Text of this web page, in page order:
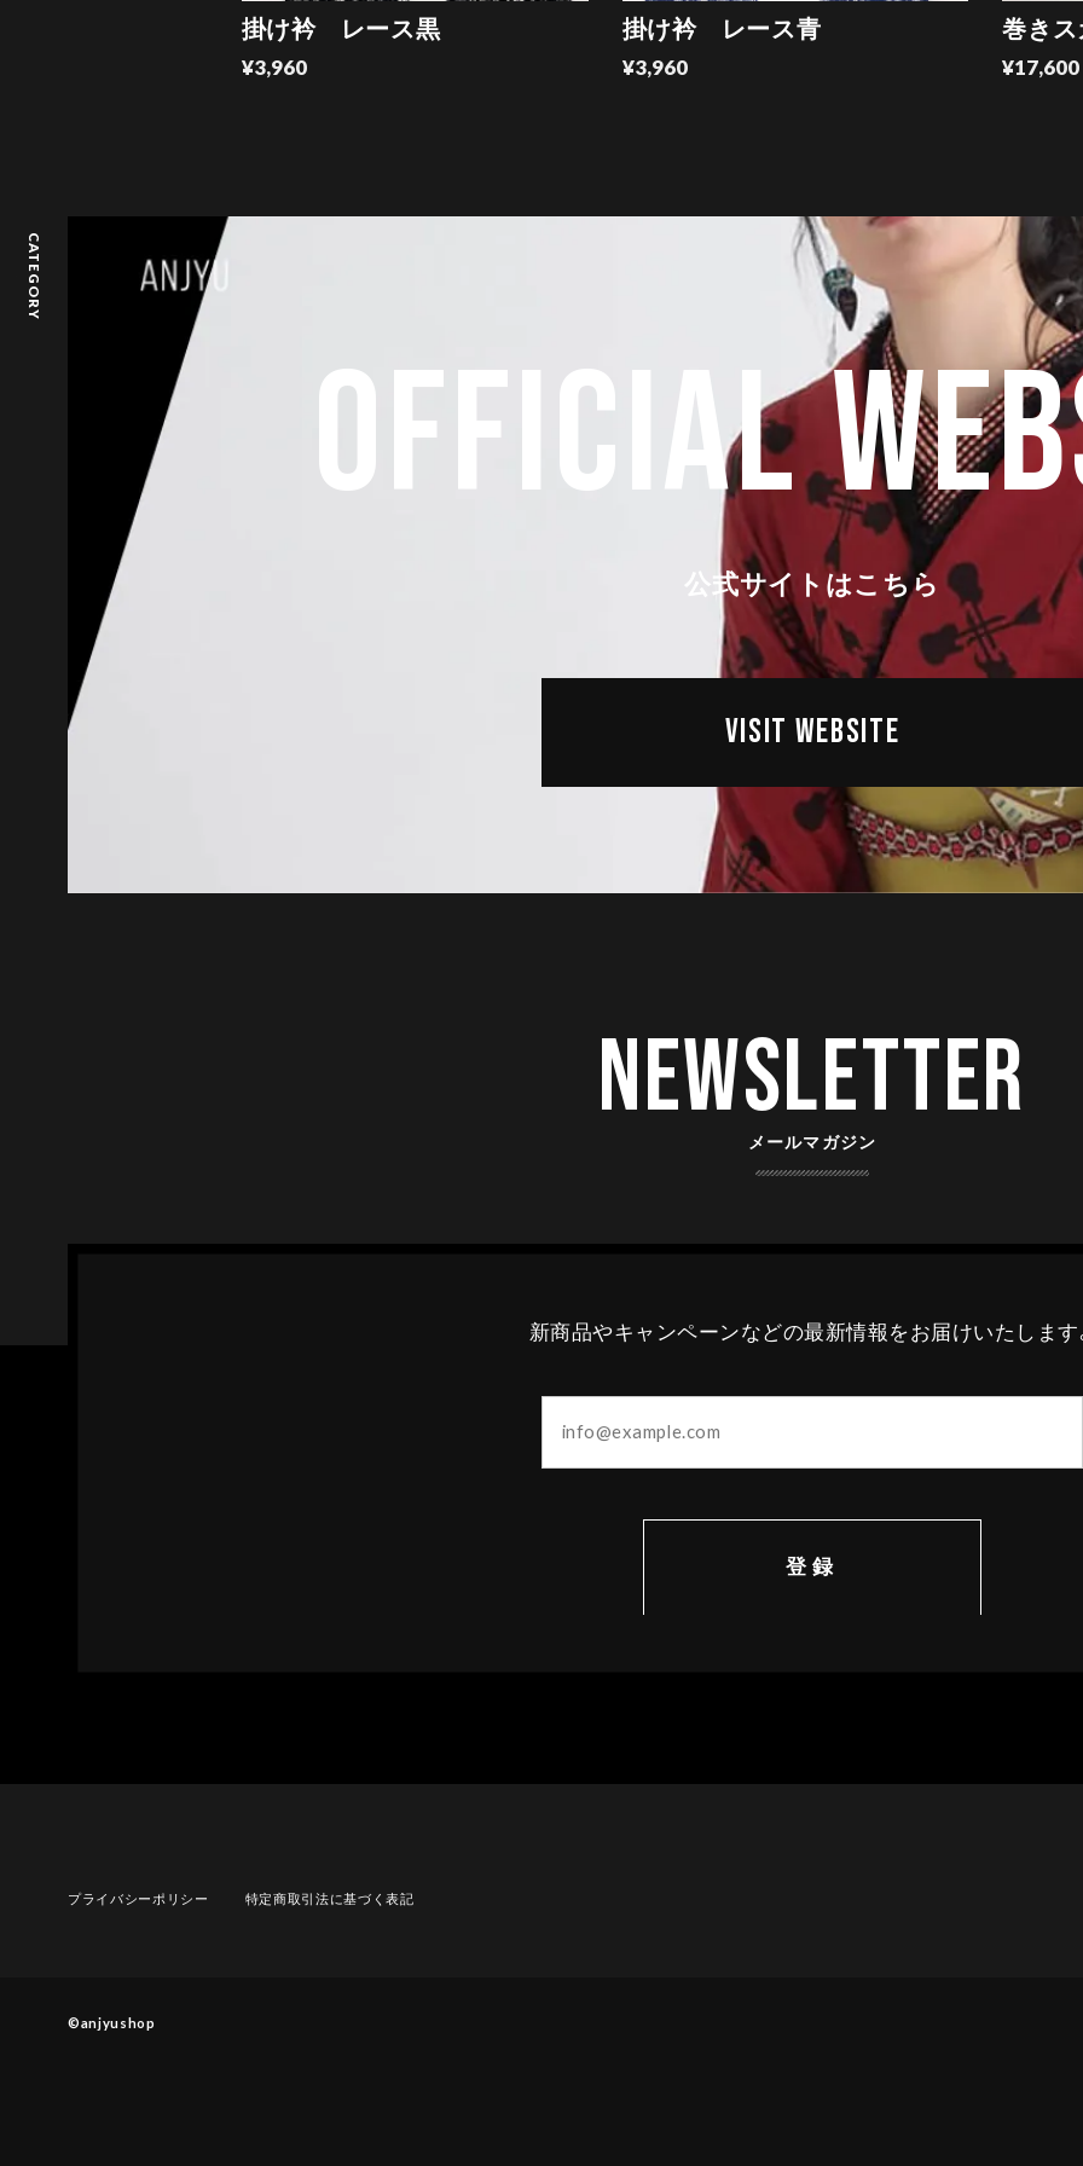
CATEGORY
掛け衿 レース黒
¥3,960
掛け衿 レース青
¥3,960
巻き
¥17,600
OFFICIAL
公式サイトはこちら
VISIT WEBSITE
Newsletter
メールマガジン
新商品やキャンペーンなどの最新情報をお届けいたします
登録
プライバシーポリシー 特定商取引法に基づく表記
©︎anjyushop